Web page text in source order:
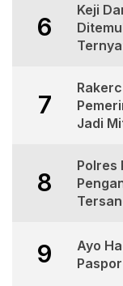
6
Keji
7
Jadi
8
Polres
9
Ayo